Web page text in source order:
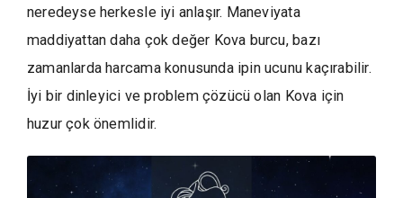
neredeyse herkesle iyi anlaşır. Maneviyata
maddiyattan daha çok değer Kova burcu, bazı
zamanlarda harcama konusunda ipin ucunu kaçırabilir.
İyi bir dinleyici ve problem çözücü olan Kova için
huzur çok önemlidir.